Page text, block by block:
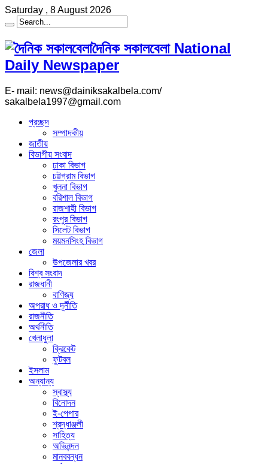
Saturday , 8 August 2026
দৈনিক সকালবেলা National
Daily Newspaper
E- mail: news@dainiksakalbela.com/
sakalbela1997@gmail.com
প্রচ্ছদ
সম্পাদকীয়
জাতীয়
বিভাগীয় সংবাদ
ঢাকা বিভাগ
চট্টগ্রাম বিভাগ
খুলনা বিভাগ
বরিশাল বিভাগ
রাজশাহী বিভাগ
রংপুর বিভাগ
সিলেট বিভাগ
ময়মনসিংহ বিভাগ
জেলা
উপজেলার খবর
বিশ্ব সংবাদ
রাজধানী
বাণিজ্য
অপরাধ ও দূর্নীতি
রাজনীতি
অর্থনীতি
খেলাধুলা
ক্রিকেট
ফুটবল
ইসলাম
অন্যান্য
স্বাস্থ্য
বিনোদন
ই-পেপার
শ্রদ্ধাঞ্জলী
সাহিত্য
অভিনন্দন
মানববন্ধন